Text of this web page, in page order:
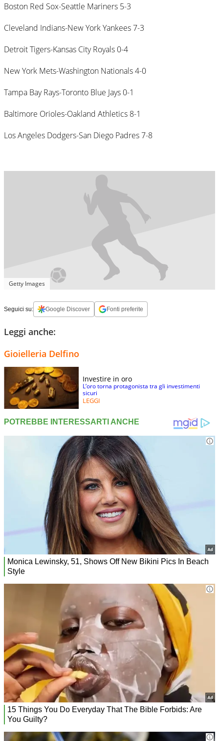
Boston Red Sox-Seattle Mariners 5-3
Cleveland Indians-New York Yankees 7-3
Detroit Tigers-Kansas City Royals 0-4
New York Mets-Washington Nationals 4-0
Tampa Bay Rays-Toronto Blue Jays 0-1
Baltimore Orioles-Oakland Athletics 8-1
Los Angeles Dodgers-San Diego Padres 7-8
Getty Images
Seguici su: Google Discover Fonti preferite
Leggi anche:
Gioielleria Delfino
Investire in oro
L’oro torna protagonista tra gli investimenti
sicuri
LEGGI